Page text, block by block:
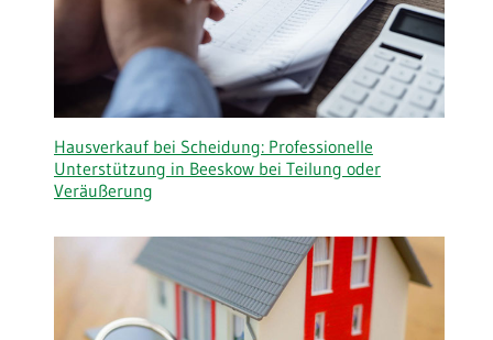
Hausverkauf bei Scheidung: Professionelle
Unterstützung in Beeskow bei Teilung oder
Veräußerung